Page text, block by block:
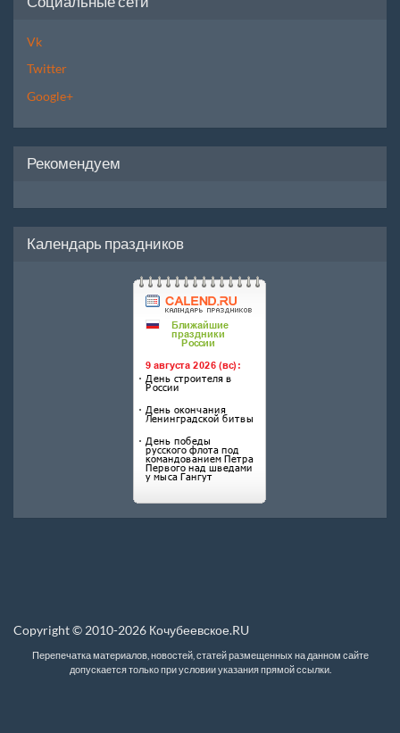
Vk
Twitter
Google+
Рекомендуем
Календарь праздников
Copyright © 2010-2026 Кочубеевское.RU
Перепечатка материалов, новостей, статей размещенных на данном сайте
допускается только при условии указания прямой ссылки.